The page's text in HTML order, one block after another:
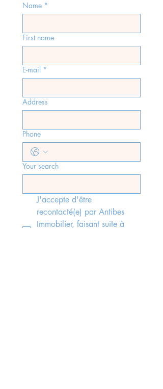
Name *
First name
E-mail *
Address
Phone
Your search
J'accepte d'être
recontacté(e) par Antibes
Immobilier, faisant suite à